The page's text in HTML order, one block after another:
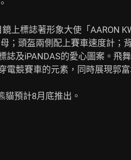
上標誌著形象大使「AARON
；頭盔兩側配上賽車速度計；
誌及iPANDAS的愛心圖案。飛
競賽車的元素，同時展現郭富
貓預計8月底推出。